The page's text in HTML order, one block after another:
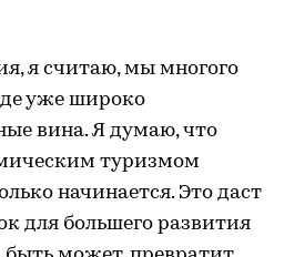
я считаю, мы многого
уже широко
вина. Я думаю, что
туризмом
начинается. Это даст
для большего развития